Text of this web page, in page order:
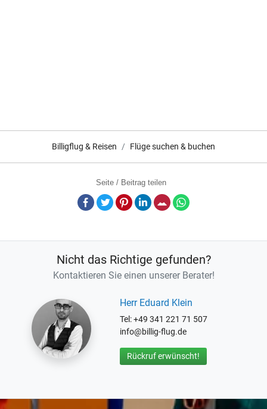
Billigflug & Reisen Flüge suchen & buchen
Seite / Beitrag teilen
Facebook
TwitterPinterestLinkedInE-Mail
Nicht das Richtige gefunden?
Kontaktieren Sie einen unserer Berater!
Herr Eduard Klein
Tel: +49 341 221 71 507
info@billig-flug.de
Rückruf erwünscht!